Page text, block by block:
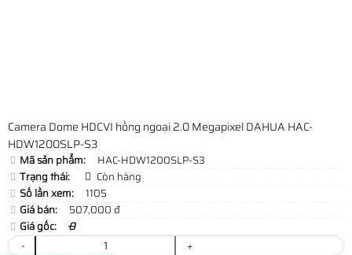
Camera Dome HDCVI hồng ngoại 2.0 Megapixel DAHUA HAC-
HDW1200SLP-S3
Mã sản phẩm:
HAC-HDW1200SLP-S3
Trạng thái:
Còn hàng
Số lần xem:
1105
Giá bán:
507,000 đ
Giá gốc:
0
-
+